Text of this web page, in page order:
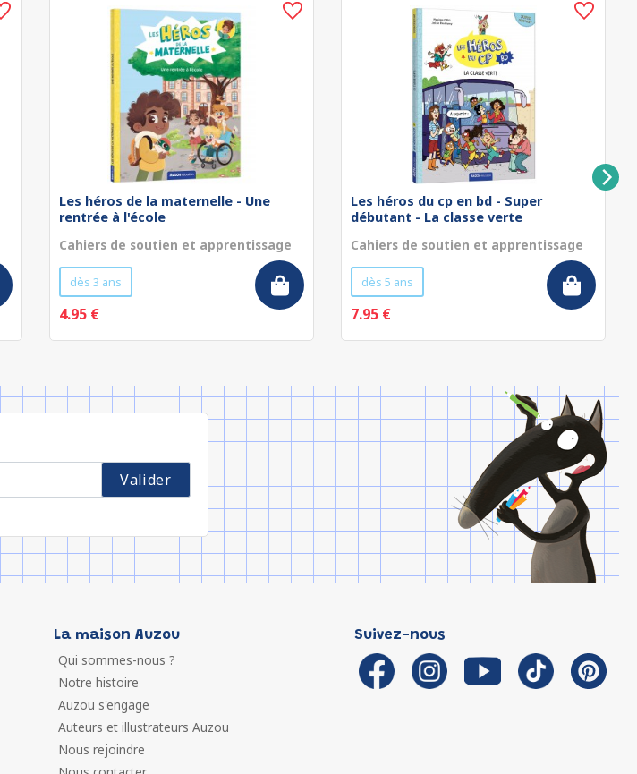
Les héros de la maternelle - Une
rentrée à l'école
Cahiers de soutien et apprentissage
dès 3 ans
4.95 €
Les héros du cp en bd - Super
débutant - La classe verte
Cahiers de soutien et apprentissage
dès 5 ans
7.95 €
La maison Auzou
Qui sommes-nous ?
Notre histoire
Auzou s'engage
Auteurs et illustrateurs Auzou
Nous rejoindre
Suivez-nous